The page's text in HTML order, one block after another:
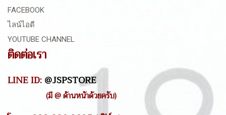
FACEBOOK
ไลน์ไอดี
YOUTUBE CHANNEL
ติดต่อเรา
LINE ID:@JSPSTORE
(มี @ ด้านหน้าด้วยครับ)